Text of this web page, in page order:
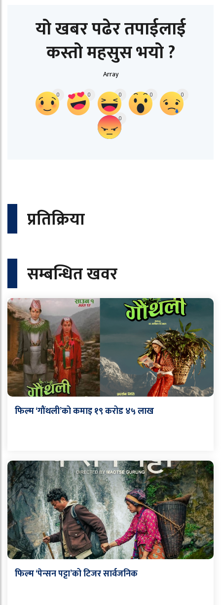
यो खबर पढेर तपाईलाई
कस्तो महसुस भयो ?
Array
0 0 0 0 0
0
प्रतिक्रिया
सम्बन्धित खवर
फिल्म ‘गौंथली’को कमाइ १९ करोड ४५ लाख
फिल्म ‘पेन्सन पट्टा’को टिजर सार्वजनिक